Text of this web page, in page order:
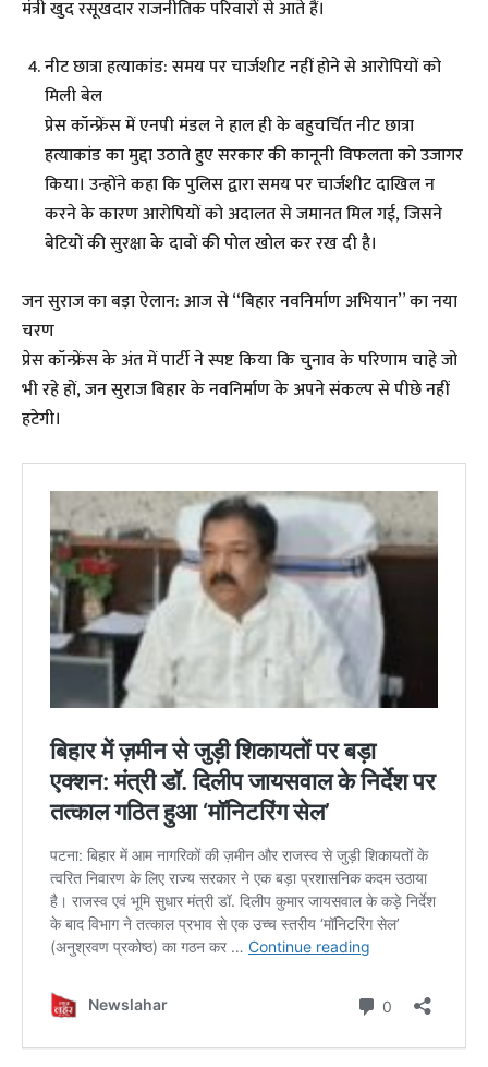
मंत्री खुद रसूखदार राजनीतिक परिवारों से आते हैं।
नीट छात्रा हत्याकांड: समय पर चार्जशीट नहीं होने से आरोपियों को
मिली बेल
प्रेस कॉन्फ्रेंस में एनपी मंडल ने हाल ही के बहुचर्चित नीट छात्रा
हत्याकांड का मुद्दा उठाते हुए सरकार की कानूनी विफलता को उजागर
किया। उन्होंने कहा कि पुलिस द्वारा समय पर चार्जशीट दाखिल न
करने के कारण आरोपियों को अदालत से जमानत मिल गई, जिसने
बेटियों की सुरक्षा के दावों की पोल खोल कर रख दी है।
जन सुराज का बड़ा ऐलान: आज से “बिहार नवनिर्माण अभियान” का नया
चरण
प्रेस कॉन्फ्रेंस के अंत में पार्टी ने स्पष्ट किया कि चुनाव के परिणाम चाहे जो
भी रहे हों, जन सुराज बिहार के नवनिर्माण के अपने संकल्प से पीछे नहीं
हटेगी।